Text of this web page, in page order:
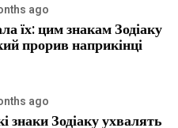
ago
їх: цим знакам Зодіаку
прорив наприкінці
ago
знаки Зодіаку ухвалять